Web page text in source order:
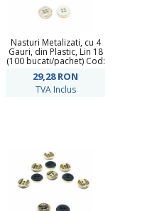
Nasturi Metalizati, cu 4
Gauri, din Plastic, Lin 18
(100 bucati/pachet) Cod:
29,28RON
TVA Inclus